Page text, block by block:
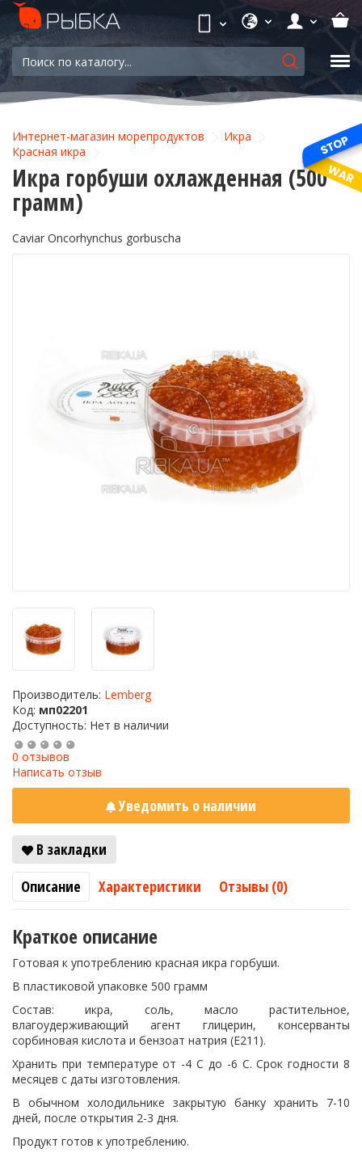
Интернет-магазин морепродуктов
Икра
Красная икра
Икра горбуши охлажденная (500
грамм)
Caviar Oncorhynchus gorbuscha
Производитель: Lemberg
Код: мп02201
Доступность: Нет в наличии
0 отзывов
Написать отзыв
Уведомить о наличии
В закладки
Описание
Характеристики Отзывы (0)
Краткое описание
Готовая к употреблению красная икра горбуши.
В пластиковой упаковке 500 грамм
Состав: икра, соль, масло растительное,
влагоудерживающий агент глицерин, консерванты
сорбиновая кислота и бензоат натрия (Е211).
Хранить при температуре от -4 С до -6 С. Срок годности 8
месяцев с даты изготовления.
В обычном холодильнике закрытую банку хранить 7-10
дней, после открытия 2-3 дня.
Продукт готов к употреблению.